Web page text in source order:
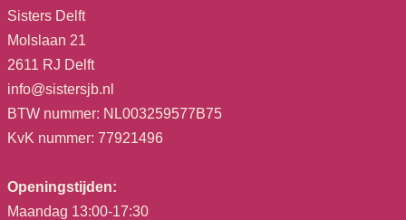
Sisters Delft
Molslaan 21
2611 RJ Delft
info@sistersjb.nl
BTW nummer: NL003259577B75
KvK nummer: 77921496
Openingstijden:
Maandag 13:00-17:30